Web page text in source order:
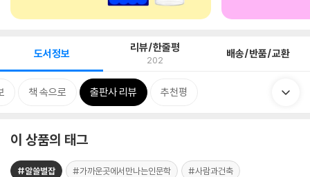
도서정보 리뷰/한줄평
202 배송/반품/교환
책 속으로 출판사 리뷰 추천평
이 상품의 태그
#알쓸별잡 #가까운곳에서만나는인문학 #사람과건축